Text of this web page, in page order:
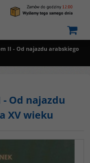
II - Od najazdu arabskiego
Od najazdu
XV wieku